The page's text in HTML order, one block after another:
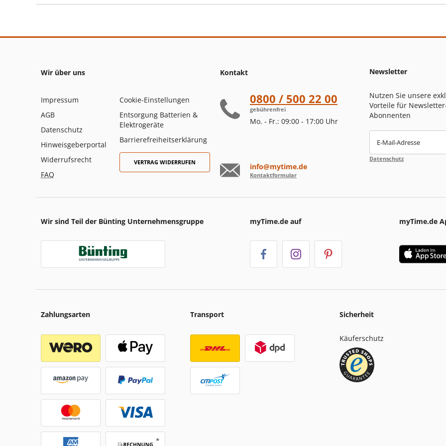
Wir über uns
Impressum
AGB
Datenschutz
Hinweisgeberportal
Widerrufsrecht
FAQ
Cookie-Einstellungen
Entsorgung Batterien &
Elektrogeräte
Barrierefreiheitserklärung
VERTRAG WIDERRUFEN
Kontakt
0800 / 500 22 00
gebührenfrei
Mo. - Fr.: 09:00 - 17:00 Uhr
info@mytime.de
Kontaktformular
Newsletter
Nutzen Sie unsere
Vorteile für
Abonnenten
E-Mail-Adresse
Datenschutz
Wir sind Teil der Bünting Unternehmensgruppe myTime.de auf myTime.de
Zahlungsarten Transport Sicherheit
Käuferschutz